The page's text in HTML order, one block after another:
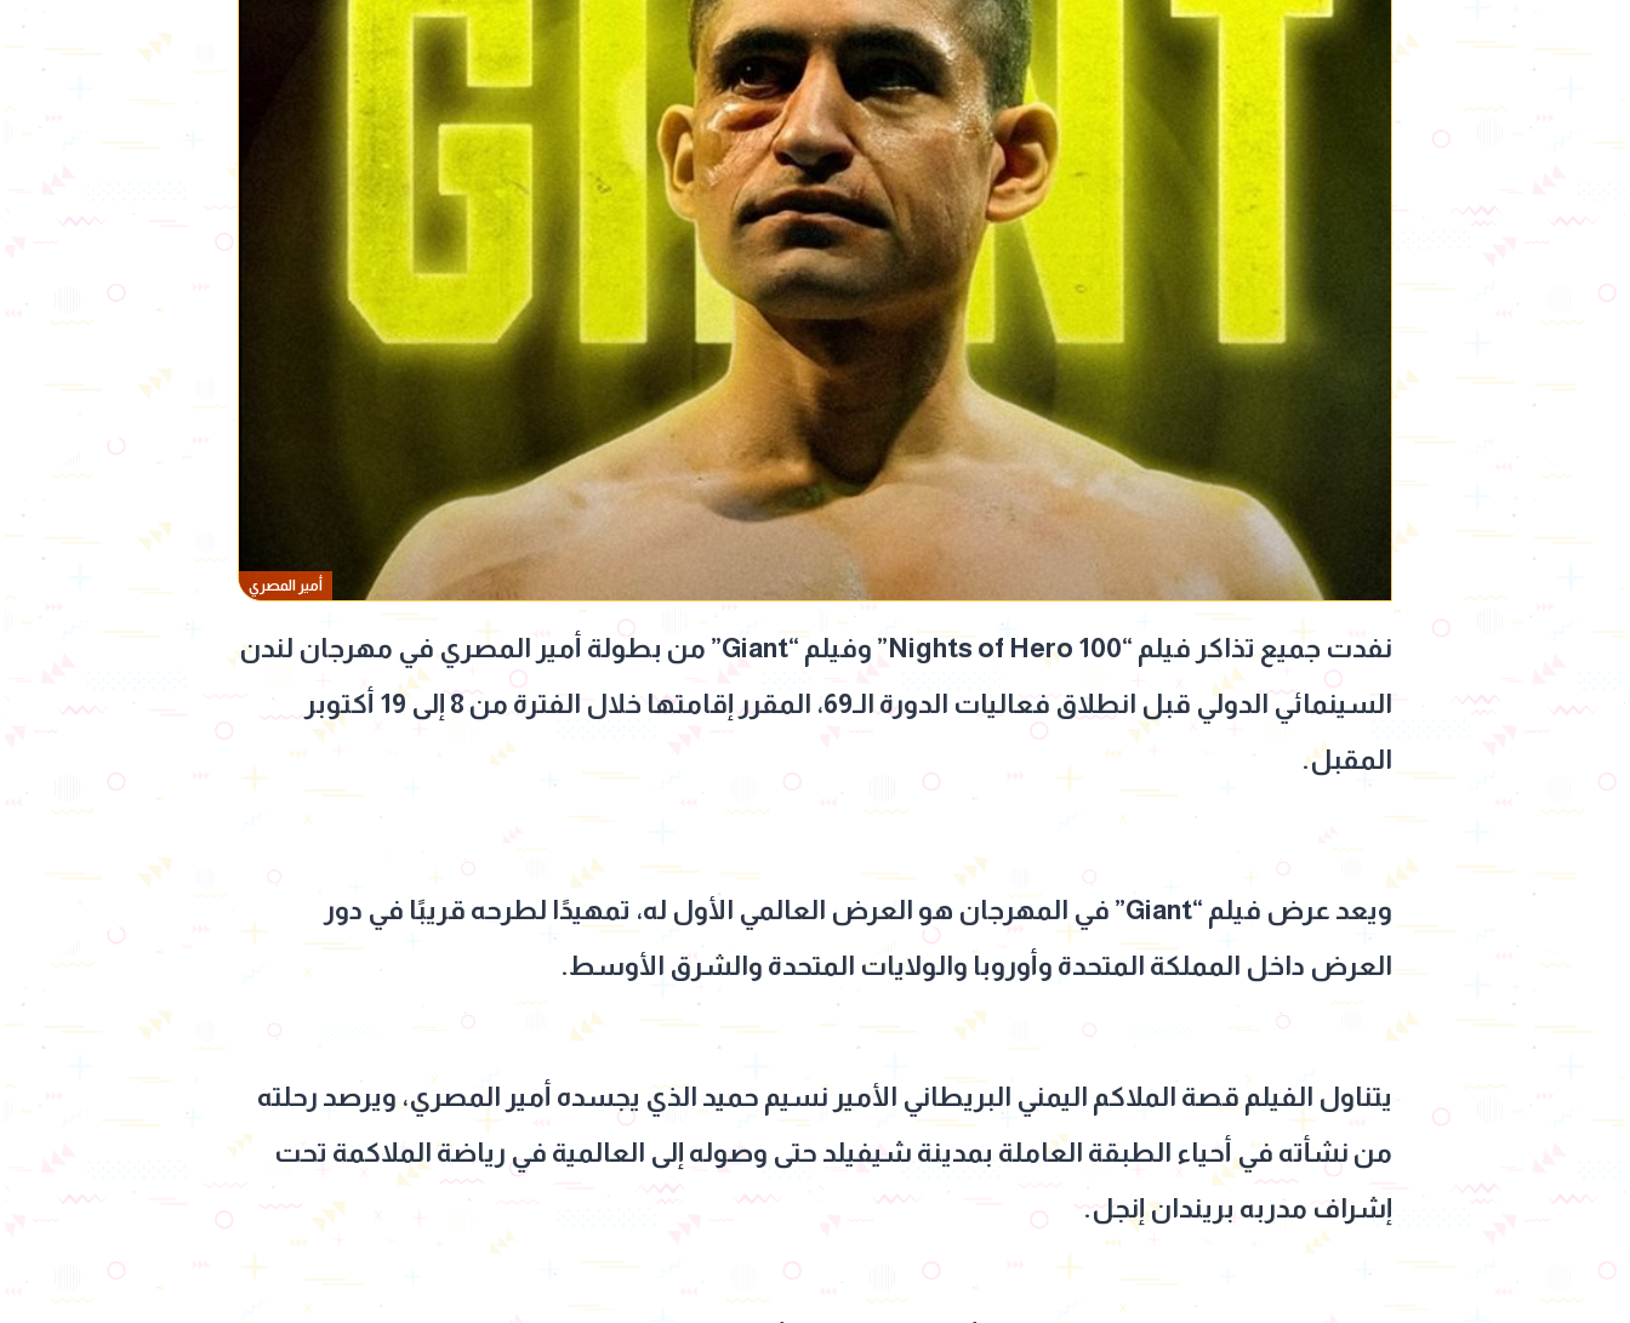
أمير المصري
نفدت جميع تذاكر فيلم “100 Nights of Hero” وفيلم “Giant” من بطولة أمير المصري في مهرجان لندن
السينمائي الدولي قبل انطلاق فعاليات الدورة الـ69، المقرر إقامتها خلال الفترة من 8 إلى 19 أكتوبر
المقبل.
ويعد عرض فيلم “Giant” في المهرجان هو العرض العالمي الأول له، تمهيدًا لطرحه قريبًا في دور
العرض داخل المملكة المتحدة وأوروبا والولايات المتحدة والشرق الأوسط.
يتناول الفيلم قصة الملاكم اليمني البريطاني الأمير نسيم حميد الذي يجسده أمير المصري، ويرصد رحلته
من نشأته في أحياء الطبقة العاملة بمدينة شيفيلد حتى وصوله إلى العالمية في رياضة الملاكمة تحت
إشراف مدربه بريندان إنجل.